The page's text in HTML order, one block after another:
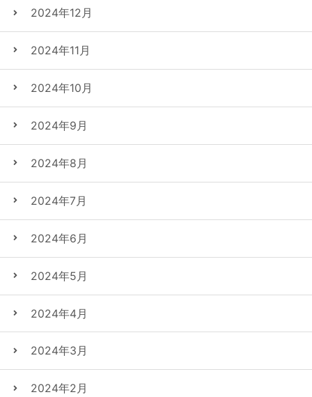
2024年12月
2024年11月
2024年10月
2024年9月
2024年8月
2024年7月
2024年6月
2024年5月
2024年4月
2024年3月
2024年2月